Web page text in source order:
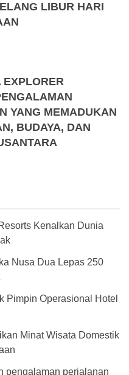
LIBUR HARI
EXPLORER
YANG MEMADUKAN
BUDAYA, DAN
Kenalkan Dunia
Nusa Dua Lepas 250
Pimpin Operasional Hotel
Minat Wisata Domestik
pengalaman perjalanan